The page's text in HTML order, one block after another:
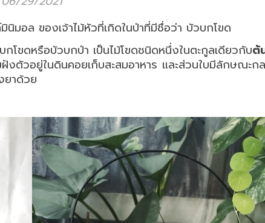
มอล ของเจ้าไม้หัวที่เกิดในป่าที่มีชื่อว่า บัวบกโขด
กโขดหรือบัวบกป่า เป็นไม้โขดชนิดหนึ่งในตะกูลเดียวกับต้
ตัวอยู่ในดินคอยเก็บสะสมอาหาร และส่วนใบมีลักษณะก
ยาด้วย